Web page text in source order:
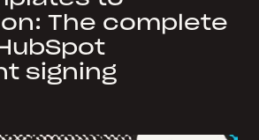
The complete
signing